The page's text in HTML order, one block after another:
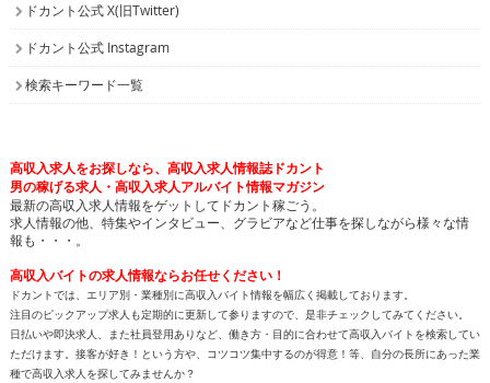
ドカント公式 X(旧Twitter)
ドカント公式 Instagram
検索キーワード一覧
高収入求人をお探しなら、高収入求人情報誌ドカント
男の稼げる求人・高収入求人アルバイト情報マガジン
最新の高収入求人情報をゲットしてドカント稼ごう。
求人情報の他、特集やインタビュー、グラビアなど仕事を探しながら様々な情
報も・・・。
高収入バイトの求人情報ならお任せください！
ドカントでは、エリア別・業種別に高収入バイト情報を幅広く掲載しております。
注目のピックアップ求人も定期的に更新して参りますので、是非チェックしてみてください。
日払いや即決求人、また社員登用ありなど、働き方・目的に合わせて高収入バイトを検索してい
ただけます。接客が好き！という方や、コツコツ集中するのが得意！等、自分の長所にあった業
種で高収入求人を探してみませんか？